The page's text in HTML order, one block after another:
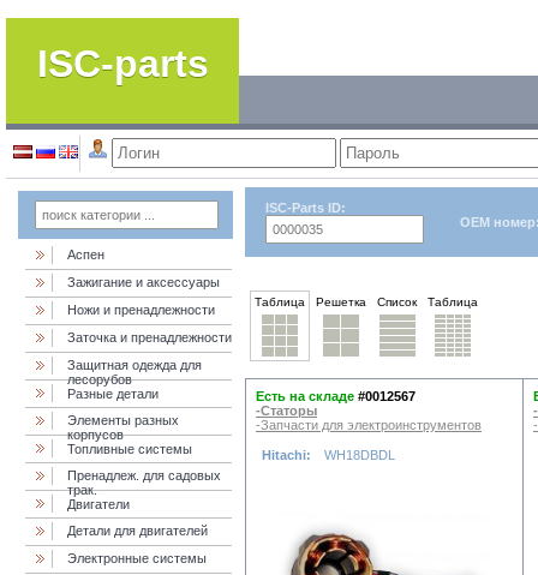
ISC-parts
Аспен
Зажигание и аксессуары
Ножи и пренадлежности
Заточка и пренадлежности
Защитная одежда для
лесорубов
Разные детали
Элементы разных
корпусов
Топливные системы
Пренадлеж. для садовых
трак.
Двигатели
Детали для двигателей
Электронные системы
ISC-Parts ID:
OEM
Таблица Решетка Список Таблица
Есть на складе #0012567
-Статоры
-Запчасти для электроинструментов
Hitachi: WH18DBDL